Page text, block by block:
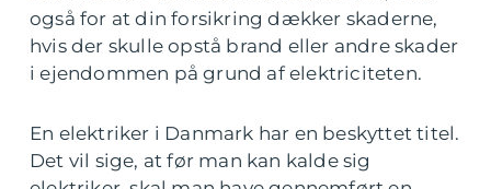
også for at din forsikring dækker skaderne,
hvis der skulle opstå brand eller andre skader
i ejendommen på grund af elektriciteten.
En elektriker i Danmark har en beskyttet titel.
Det vil sige, at før man kan kalde sig